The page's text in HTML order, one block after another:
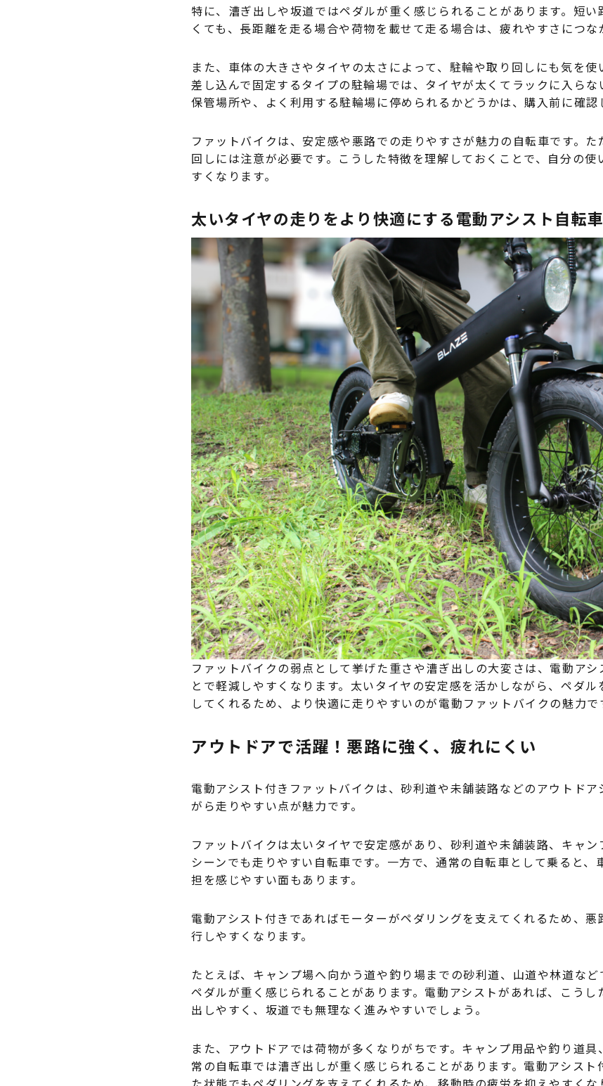
特に、漕ぎ出しや坂道ではペダルが重く感じられることがあります。短い
くても、長距離を走る場合や荷物を載せて走る場合は、疲れやすさにつな
また、車体の大きさやタイヤの太さによって、駐輪や取り回しにも気を使
差し込んで固定するタイプの駐輪場では、タイヤが太くてラックに入らな
保管場所や、よく利用する駐輪場に停められるかどうかは、購入前に確認
ファットバイクは、安定感や悪路での走りやすさが魅力の自転車です。た
回しには注意が必要です。こうした特徴を理解しておくことで、自分の使
すくなります。
太いタイヤの走りをより快適にする電動アシスト自転
ファットバイクの弱点として挙げた重さや漕ぎ出しの大変さは、電動ア
とで軽減しやすくなります。太いタイヤの安定感を活かしながら、ペダ
してくれるため、より快適に走りやすいのが電動ファットバイクの魅力で
アウトドアで活躍！悪路に強く、疲れにくい
電動アシスト付きファットバイクは、砂利道や未舗装路などのアウトドア
がら走りやすい点が魅力です。
ファットバイクは太いタイヤで安定感があり、砂利道や未舗装路、キャ
シーンでも走りやすい自転車です。一方で、通常の自転車として乗ると、
担を感じやすい面もあります。
電動アシスト付きであればモーターがペダリングを支えてくれるため、
行しやすくなります。
たとえば、キャンプ場へ向かう道や釣り場までの砂利道、山道や林道な
ペダルが重く感じられることがあります。電動アシストがあれば、こうし
出しやすく、坂道でも無理なく進みやすいでしょう。
また、アウトドアでは荷物が多くなりがちです。キャンプ用品や釣り道
常の自転車では漕ぎ出しが重く感じられることがあります。電動アシスト